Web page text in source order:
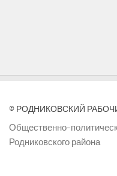
© РОДНИКОВСКИЙ
Общественно-
Родниковского района